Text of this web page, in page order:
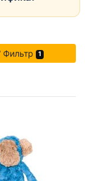
Фильтр 1